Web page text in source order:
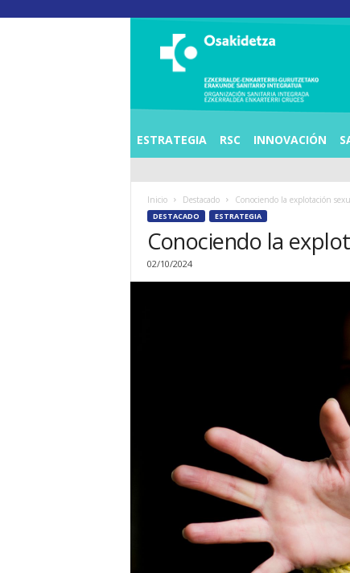
A
N
ESTRATEGIA RSC INNOVACIÓN
Inicio Destacado Conociendo la explotación
DESTACADO ESTRATEGIA
Conociendo la
02/10/2024